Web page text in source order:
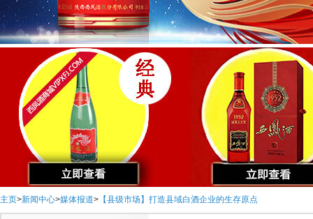
主页>新闻中心>媒体报道> 【县级市场】打造县域白酒企业的生存原点